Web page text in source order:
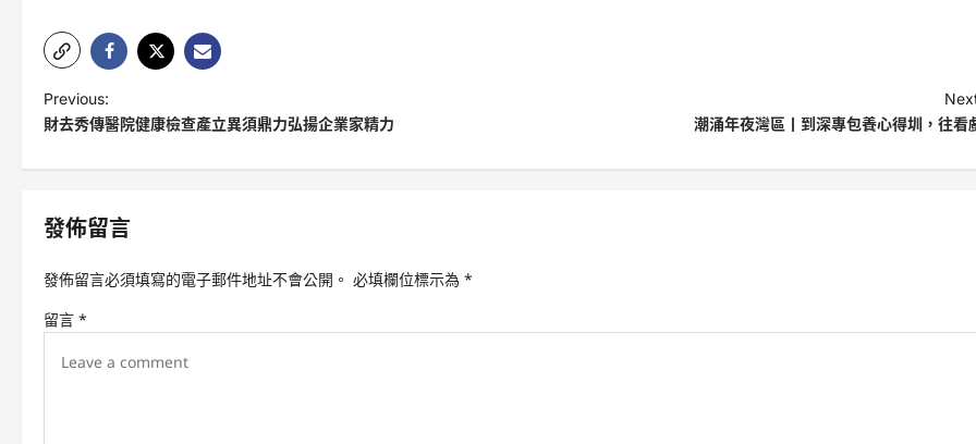
P
o
s
n
a
i
Previous:
財去秀傳醫院健康檢查產立異須鼎力弘揚企業家精力
潮涌年夜灣區丨到深專包養心得圳，往看
發佈留言
發佈留言必須填寫的電子郵件地址不會公開。 必填欄位標示為 *
留言 *